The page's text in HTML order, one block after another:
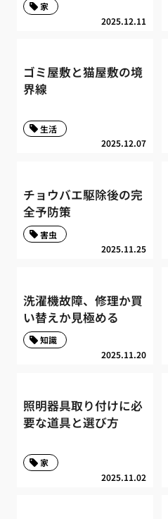
2025.12.11
家
ゴミ屋敷と猫屋敷の境
界線
2025.12.07
生活
チョウバエ駆除後の完
全予防策
2025.11.25
害虫
洗濯機故障、修理か買
い替えか見極める
2025.11.20
知識
照明器具取り付けに必
要な道具と選び方
2025.11.02
家